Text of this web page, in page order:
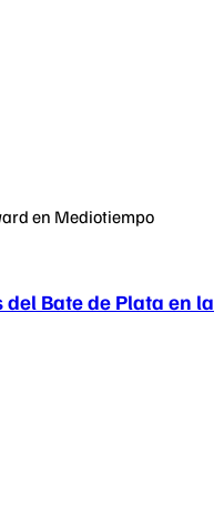
en Mediotiempo
Bate de Plata en la